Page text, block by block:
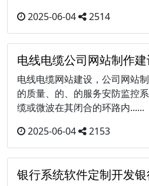
2025-06-04
2514
电线电缆公司网站制作
电线电缆网站建设，公司网站
的质量、的、的服务安防监控
缆或微波在其闭合的环路内......
2025-06-04
2153
银行系统软件定制开发